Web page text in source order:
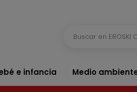
e infancia Medio